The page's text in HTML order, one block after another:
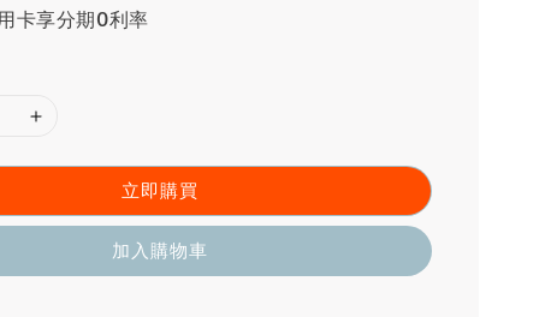
卡享分期0利率
立即購買
加入購物車